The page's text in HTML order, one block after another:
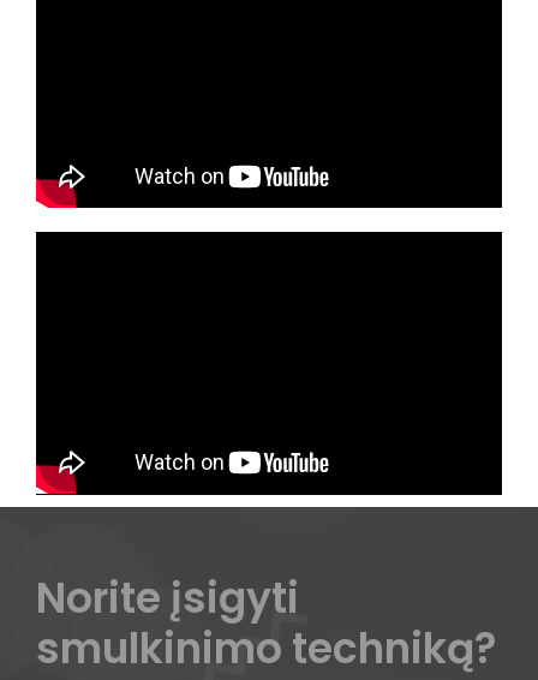
Norite įsigyti
smulkinimo techniką?